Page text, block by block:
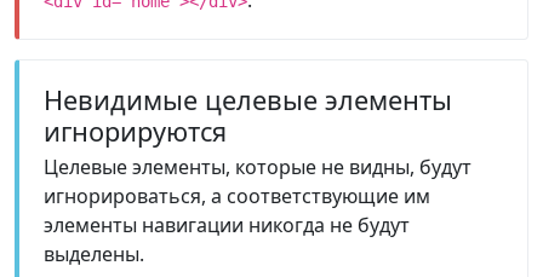
Невидимые целевые элементы
игнорируются
Целевые элементы, которые не видны, будут
игнорироваться, а соответствующие им
элементы навигации никогда не будут
выделены.